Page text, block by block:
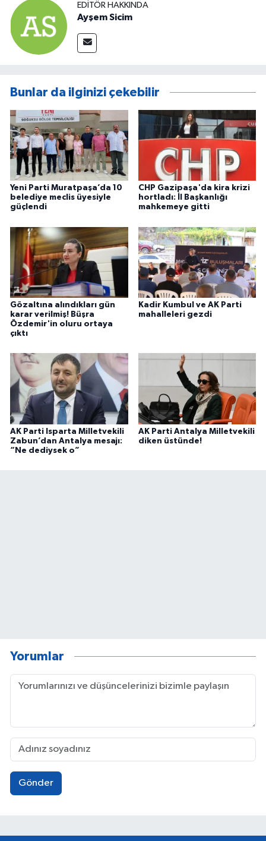
EDITÖR HAKKINDA
Ayşem Sicim
Bunlar da ilginizi çekebilir
Yeni Parti Muratpaşa’da 10
belediye meclis üyesiyle
güçlendi
CHP Gazipaşa'da kira krizi
hortladı: İl Başkanlığı
mahkemeye gitti
Gözaltına alındıkları gün
karar verilmiş! Büşra
Özdemir'in oluru ortaya
çıktı
Kadir Kumbul ve AK Parti
mahalleleri gezdi
AK Parti Isparta Milletvekili
Zabun’dan Antalya mesajı:
“Ne dediysek o”
AK Parti Antalya Milletvekili
diken üstünde!
Yorumlar
Gönder